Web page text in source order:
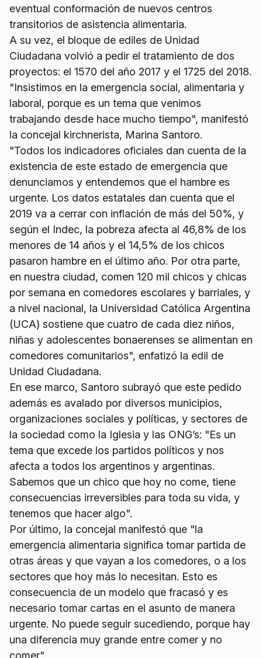
eventual conformación de nuevos centros
transitorios de asistencia alimentaria.
A su vez, el bloque de ediles de Unidad
Ciudadana volvió a pedir el tratamiento de dos
proyectos: el 1570 del año 2017 y el 1725 del 2018.
"Insistimos en la emergencia social, alimentaria y
laboral, porque es un tema que venimos
trabajando desde hace mucho tiempo", manifestó
la concejal kirchnerista, Marina Santoro.
"Todos los indicadores oficiales dan cuenta de la
existencia de este estado de emergencia que
denunciamos y entendemos que el hambre es
urgente. Los datos estatales dan cuenta que el
2019 va a cerrar con inflación de más del 50%, y
según el Indec, la pobreza afecta al 46,8% de los
menores de 14 años y el 14,5% de los chicos
pasaron hambre en el último año. Por otra parte,
en nuestra ciudad, comen 120 mil chicos y chicas
por semana en comedores escolares y barriales, y
a nivel nacional, la Universidad Católica Argentina
(UCA) sostiene que cuatro de cada diez niños,
niñas y adolescentes bonaerenses se alimentan en
comedores comunitarios", enfatizó la edil de
Unidad Ciudadana.
En ese marco, Santoro subrayó que este pedido
además es avalado por diversos municipios,
organizaciones sociales y políticas, y sectores de
la sociedad como la Iglesia y las ONG’s: "Es un
tema que excede los partidos políticos y nos
afecta a todos los argentinos y argentinas.
Sabemos que un chico que hoy no come, tiene
consecuencias irreversibles para toda su vida, y
tenemos que hacer algo".
Por último, la concejal manifestó que "la
emergencia alimentaria significa tomar partida de
otras áreas y que vayan a los comedores, o a los
sectores que hoy más lo necesitan. Esto es
consecuencia de un modelo que fracasó y es
necesario tomar cartas en el asunto de manera
urgente. No puede seguir sucediendo, porque hay
una diferencia muy grande entre comer y no
comer".